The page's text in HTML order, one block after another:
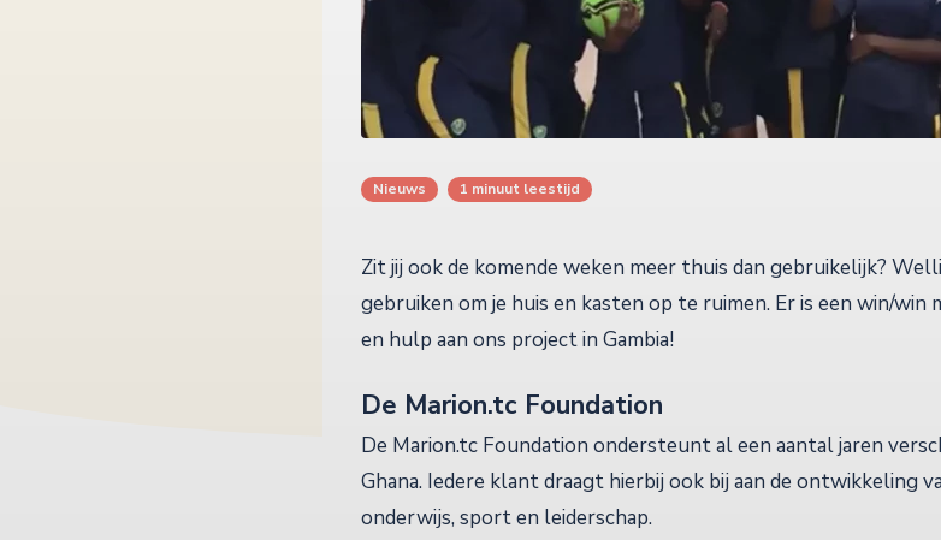
Nieuws 1 minuut leestijd
Zit jij ook de komende weken meer thuis dan gebruikelijk?
gebruiken om je huis en kasten op te ruimen. Er is een win/win
en hulp aan ons project in Gambia!
De Marion.tc Foundation
De Marion.tc Foundation ondersteunt al een aantal jaren
Ghana. Iedere klant draagt hierbij ook bij aan de ontwikkeling
onderwijs, sport en leiderschap.